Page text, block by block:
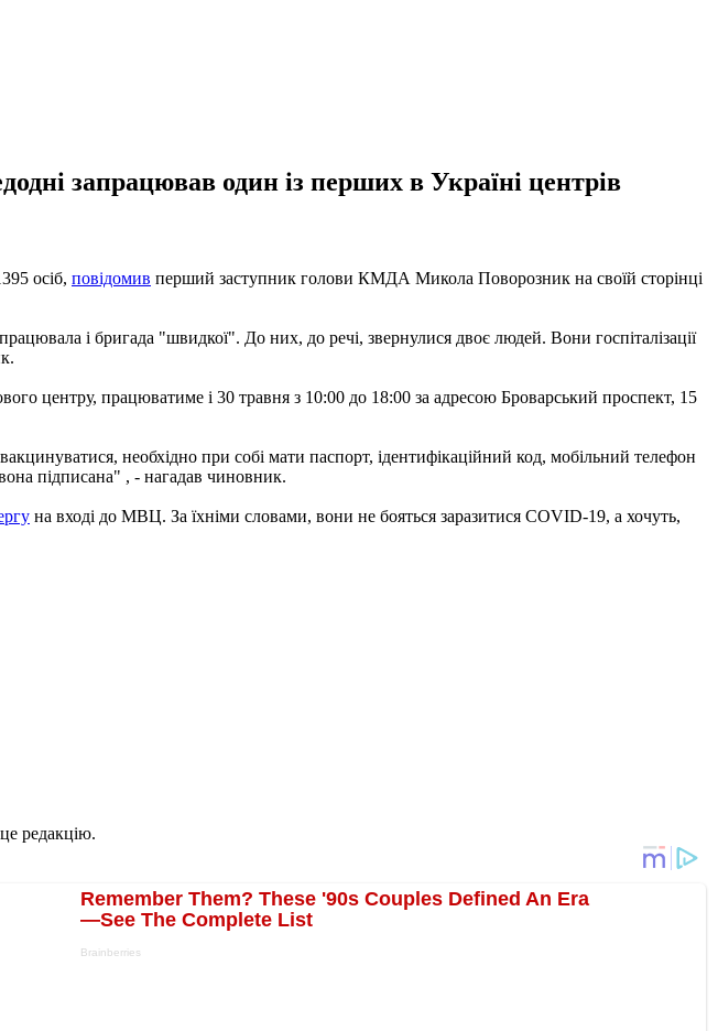
запрацював один із перших в Україні центрів
осіб, повідомив перший заступник голови КМДА Микола Поворозник на своїй сторінці
і бригада "швидкої". До них, до речі, звернулися двоє людей. Вони госпіталізації
центру, працюватиме і 30 травня з 10:00 до 18:00 за адресою Броварський проспект, 15
необхідно при собі мати паспорт, ідентифікаційний код, мобільний телефон
підписана" , - нагадав чиновник.
на вході до МВЦ. За їхніми словами, вони не бояться заразитися COVID-19, а хочуть,
редакцію.